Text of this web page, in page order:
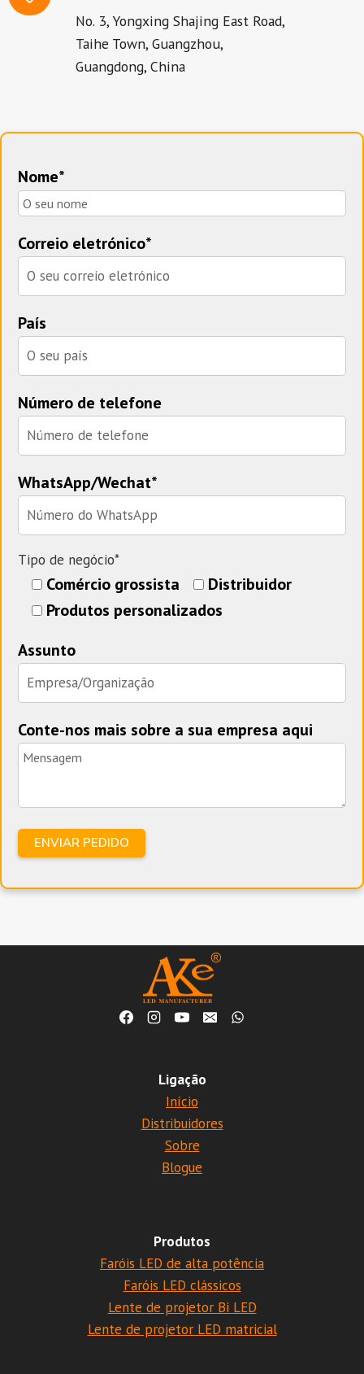
No. 3, Yongxing Shajing East Road,
Taihe Town, Guangzhou,
Guangdong, China
Nome*
Correio eletrónico*
País
Número de telefone
WhatsApp/Wechat*
Tipo de negócio*
Comércio grossista
Distribuidor
Produtos personalizados
Assunto
Conte-nos mais sobre a sua empresa aqui
Ligação
Início
Distribuidores
Sobre
Blogue
Produtos
Faróis LED de alta potência
Faróis LED clássicos
Lente de projetor Bi LED
Lente de projetor LED matricial